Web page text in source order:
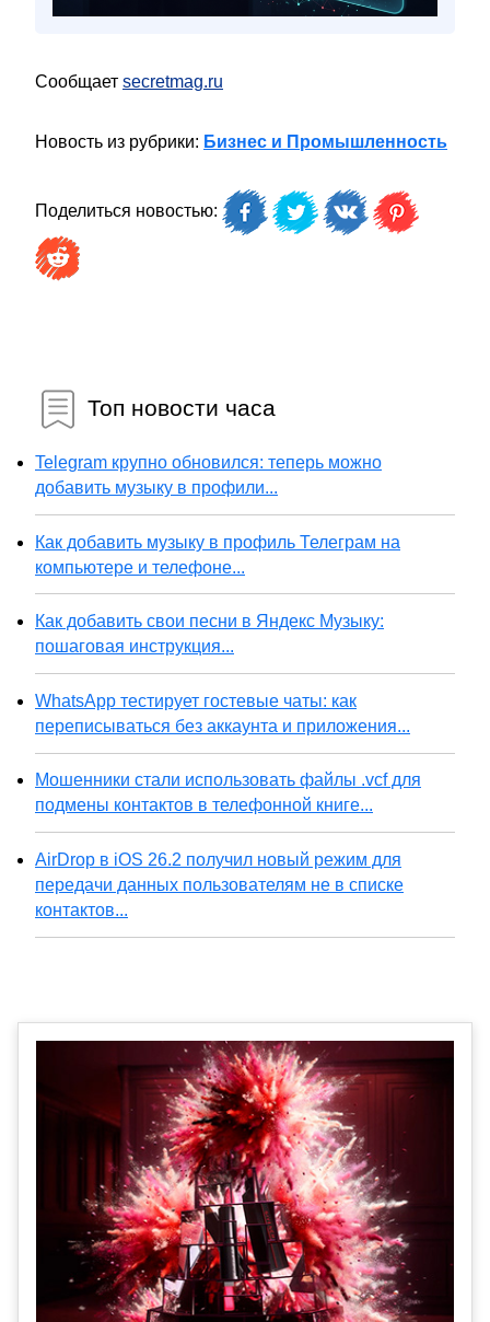
Сообщает secretmag.ru
Новость из рубрики: Бизнес и Промышленность
Поделиться новостью:
Топ новости часа
Telegram крупно обновился: теперь можно
добавить музыку в профили...
Как добавить музыку в профиль Телеграм на
компьютере и телефоне...
Как добавить свои песни в Яндекс Музыку:
пошаговая инструкция...
WhatsApp тестирует гостевые чаты: как
переписываться без аккаунта и приложения...
Мошенники стали использовать файлы .vcf для
подмены контактов в телефонной книге...
AirDrop в iOS 26.2 получил новый режим для
передачи данных пользователям не в списке
контактов...